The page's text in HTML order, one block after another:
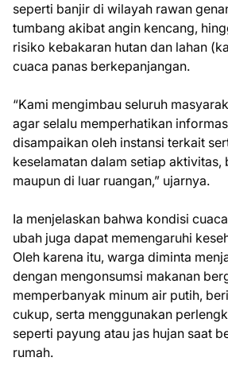
seperti banjir di wilayah rawan
tumbang akibat angin kencang,
risiko kebakaran hutan dan lahan
cuaca panas berkepanjangan.
“Kami mengimbau seluruh
agar selalu memperhatikan
disampaikan oleh instansi terkait
keselamatan dalam setiap aktivitas,
maupun di luar ruangan,” ujarnya.
Ia menjelaskan bahwa kondisi
ubah juga dapat memengaruhi
Oleh karena itu, warga diminta
dengan mengonsumsi makanan
memperbanyak minum air putih,
cukup, serta menggunakan
seperti payung atau jas hujan saat
rumah.